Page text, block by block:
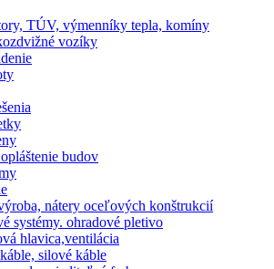
TÚV, výmenníky tepla, komíny
vozíky
budov
nátery oceľových konštrukcií
systémy. ohradové pletivo
hlavica,ventilácia
silové káble